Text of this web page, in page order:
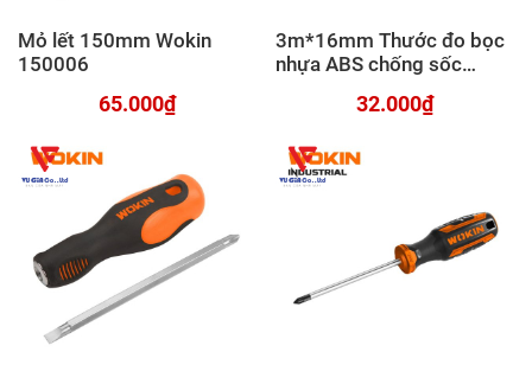
Mỏ lết 150mm Wokin
150006
65.000₫
3m*16mm Thước đo bọc
nhựa ABS chống sốc
32.000₫